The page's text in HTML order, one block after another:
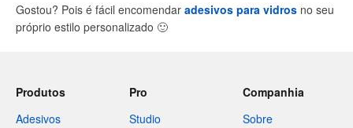
Gostou? Pois é fácil encomendar adesivos para vidros no seu
próprio estilo personalizado 🙂
Produtos
Adesivos
Pro
Studio
Companhia
Sobre